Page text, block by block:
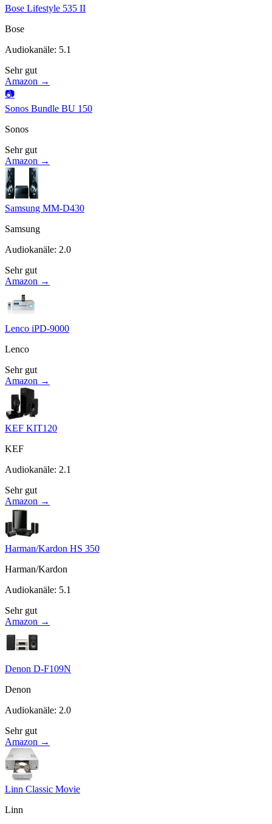
Bose Lifestyle 535 II
Bose
Audiokanäle: 5.1
Sehr gut
Amazon →
📷
Sonos Bundle BU 150
Sonos
Sehr gut
Amazon →
Samsung MM-D430
Samsung
Audiokanäle: 2.0
Sehr gut
Amazon →
Lenco iPD-9000
Lenco
Sehr gut
Amazon →
KEF KIT120
KEF
Audiokanäle: 2.1
Sehr gut
Amazon →
Harman/Kardon HS 350
Harman/Kardon
Audiokanäle: 5.1
Sehr gut
Amazon →
Denon D-F109N
Denon
Audiokanäle: 2.0
Sehr gut
Amazon →
Linn Classic Movie
Linn